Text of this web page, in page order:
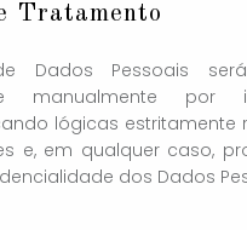
Tratamento
Dados Pessoais
manualmente por
lógicas estritamente
e, em qualquer caso,
dos Dados